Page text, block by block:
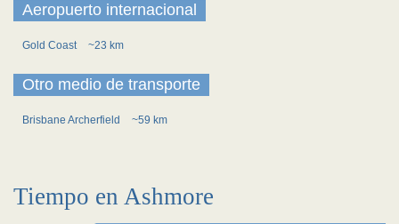
Aeropuerto internacional
Gold Coast ~23 km
Otro medio de transporte
Brisbane Archerfield ~59 km
Tiempo en Ashmore